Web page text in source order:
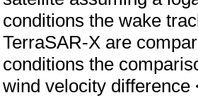
conditions the wake
TerraSAR-X are
conditions the
wind velocity difference